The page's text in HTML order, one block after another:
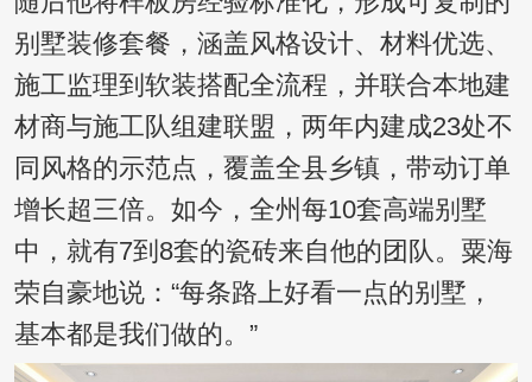
别墅装修套餐，涵盖风格设计、材料优选、
施工监理到软装搭配全流程，并联合本地建
材商与施工队组建联盟，两年内建成23处不
同风格的示范点，覆盖全县乡镇，带动订单
增长超三倍。如今，全州每10套高端别墅
中，就有7到8套的瓷砖来自他的团队。粟海
荣自豪地说：“每条路上好看一点的别墅，
基本都是我们做的。”